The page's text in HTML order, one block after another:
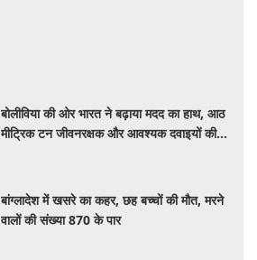
बोलीविया की ओर भारत ने बढ़ाया मदद का हाथ, आठ
मीट्रिक टन जीवनरक्षक और आवश्यक दवाइयों की
बांग्लादेश में खसरे का कहर, छह बच्चों की मौत, मरने
वालों की संख्या 870 के पार